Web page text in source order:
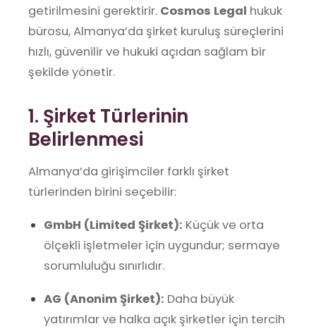
getirilmesini gerektirir. Cosmos Legal hukuk
bürosu, Almanya’da şirket kuruluş süreçlerini
hızlı, güvenilir ve hukuki açıdan sağlam bir
şekilde yönetir.
1. Şirket Türlerinin
Belirlenmesi
Almanya’da girişimciler farklı şirket
türlerinden birini seçebilir:
GmbH (Limited Şirket): Küçük ve orta
ölçekli işletmeler için uygundur; sermaye
sorumluluğu sınırlıdır.
AG (Anonim Şirket): Daha büyük
yatırımlar ve halka açık şirketler için tercih